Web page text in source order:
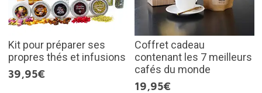
Kit pour préparer ses
propres thés et infusions
39,95€
Coffret cadeau
contenant les 7 meilleurs
cafés du monde
19,95€